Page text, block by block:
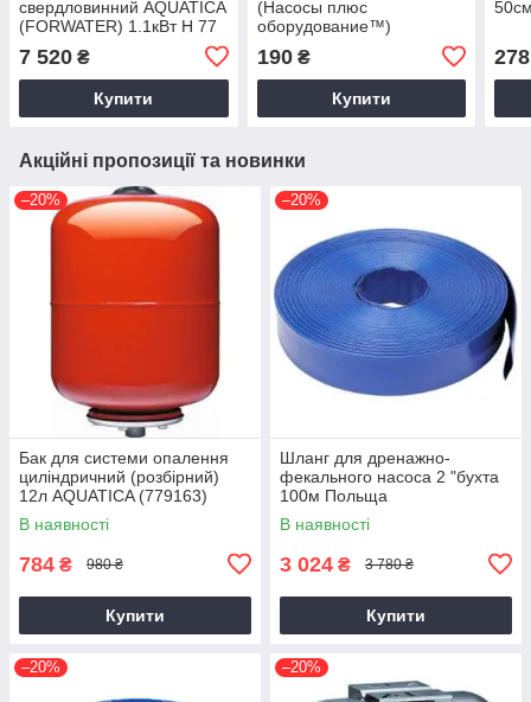
свердловинний AQUATICA
(FORWATER) 1.1кВт H 77
Ø80мм (777093)
7 520 ₴
Купити
(Насосы плюс
оборудование™)
23/1/2/90
190₴
Купити
278
Акційні пропозиції та новинки
–20%
Бак для системи опалення
циліндричний (розбірний)
12л AQUATICA (779163)
В наявності
784 ₴ 980 ₴
Купити
–20%
Шланг для дренажно-
фекального насоса 2 "бухта
100м Польща
В наявності
3 024 ₴ 3 780 ₴
Купити
–20% –20%